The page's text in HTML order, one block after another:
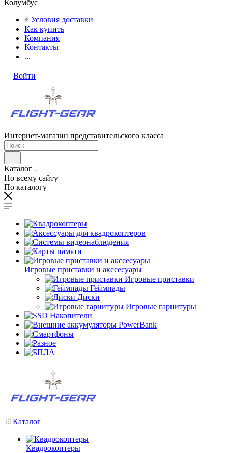
Колумбус
Условия доставки
Как купить
Компания
Контакты
...
Войти
Интернет-магазин представительского класса
Каталог
По всему сайту
По каталогу
Игровые приставки и акссесуары
Игровые приставки
Геймпады
Диски
Игровые гарнитуры
Каталог
Квадрокоптеры